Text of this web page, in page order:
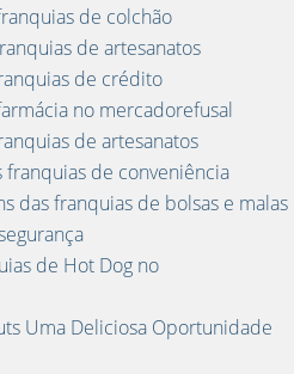
de colchão
de artesanatos
de crédito
no mercadorefusal
de artesanatos
franquias de conveniência
das franquias de bolsas e malas
de Hot Dog no
Uma Deliciosa Oportunidade